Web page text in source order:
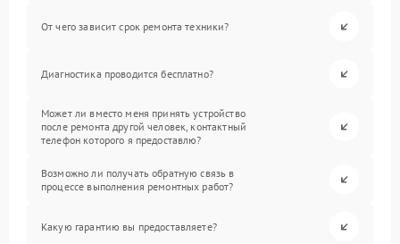
От чего зависит срок ремонта техники?
Диагностика проводится бесплатно?
Может ли вместо меня принять устройство
после ремонта другой человек, контактный
телефон которого я предоставлю?
Возможно ли получать обратную связь в
процессе выполнения ремонтных работ?
Какую гарантию вы предоставляете?